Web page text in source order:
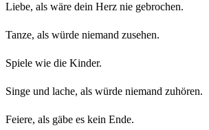
Liebe, als wäre dein Herz nie gebrochen.
Tanze, als würde niemand zusehen.
Spiele wie die Kinder.
Singe und lache, als würde niemand zuhören.
Feiere, als gäbe es kein Ende.